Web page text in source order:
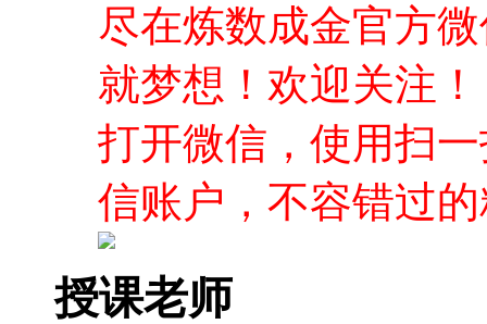
尽在炼数成金官方
就梦想！欢迎关注！
打开微信，使用扫
信账户，不容错过
授课老师